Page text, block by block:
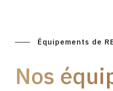
Équipements de
Nos